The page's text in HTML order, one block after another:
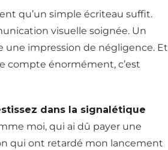
qu’un simple écriteau suffit.
visuelle soignée. Un
une impression de négligence. Et
compte énormément, c’est
dans la signalétique
moi, qui ai dû payer une
qui ont retardé mon lancement